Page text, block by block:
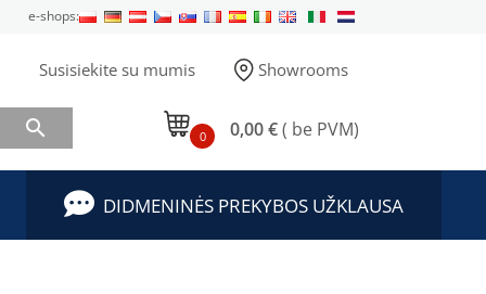
e-shops:
Susisiekite su mumis Showrooms
 0 0,00 €( be PVM)
DIDMENINĖS PREKYBOS UŽKLAUSA